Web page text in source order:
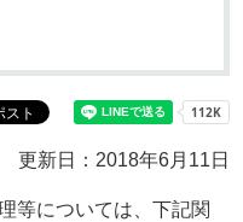
更新日：2018年6月11日
等については、下記関